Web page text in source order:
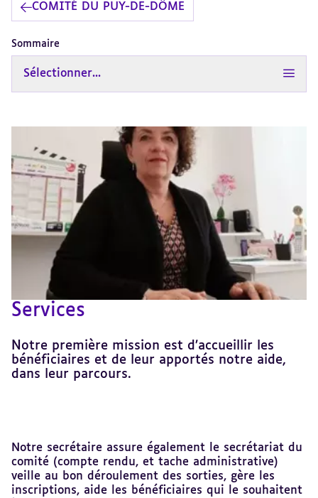
COMITÉ DU PUY-DE-DÔME
Sommaire
Sélectionner...
Services
Notre première mission est d’accueillir les
bénéficiaires et de leur apportés notre aide,
dans leur parcours.
Notre secrétaire assure également le secrétariat du
comité (compte rendu, et tache administrative)
veille au bon déroulement des sorties, gère les
inscriptions, aide les bénéficiaires qui le souhaitent
au
sommaire